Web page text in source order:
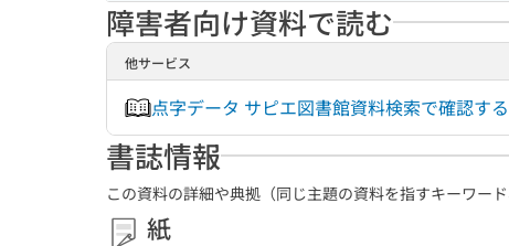
障害者向け資料で読む
他サービス
点字データ サピエ図書館資料検索で確認す
書誌情報
この資料の詳細や典拠（同じ主題の資料を指すキーワー
紙